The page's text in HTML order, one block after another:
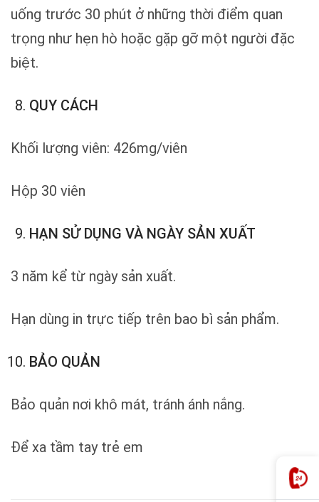
uống trước 30 phút ở những thời điểm quan
trọng như hẹn hò hoặc gặp gỡ một người đặc
biệt.
QUY CÁCH
Khối lượng viên: 426mg/viên
Hộp 30 viên
HẠN SỬ DỤNG VÀ NGÀY SẢN XUẤT
3 năm kể từ ngày sản xuất.
Hạn dùng in trực tiếp trên bao bì sản phẩm.
BẢO QUẢN
Bảo quản nơi khô mát, tránh ánh nắng.
Để xa tầm tay trẻ em